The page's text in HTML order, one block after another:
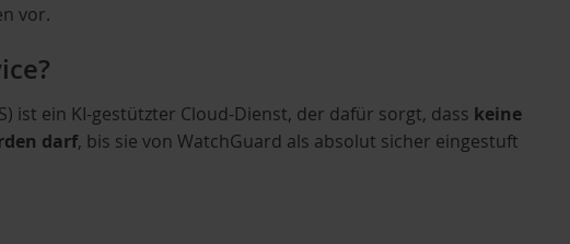
vor.
ist ein KI-gestützter Cloud-Dienst, der dafür sorgt, dass keine
darf, bis sie von WatchGuard als absolut sicher eingestuft